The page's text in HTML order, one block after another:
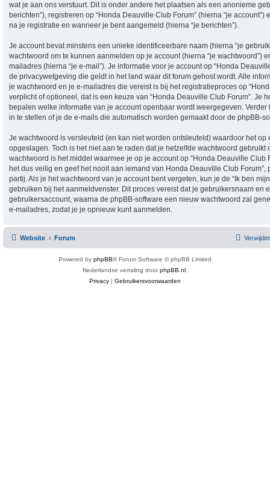
wat je aan ons verstuurt. Dit is onder andere het plaatsen als een anonieme
berichten”), registreren op “Honda Deauville Club Forum” (hierna “je
na je registratie en wanneer je bent aangemeld (hierna “je berichten”).
Je account bevat minstens een unieke identificeerbare naam (hierna “je
wachtwoord om te kunnen aanmelden op je account (hierna “je wachtwoord”)
mailadres (hierna “je e-mail”). Je informatie voor je account op “Honda
de privacywetgeving die geldt in het land waar dit forum gehost wordt. Alle
je wachtwoord en je e-mailadres die vereist is bij het registratieproces op
verplicht of optioneel, dat is een keuze van “Honda Deauville Club Forum”. Je
bepalen welke informatie van je account openbaar wordt weergegeven.
in te stellen of je de e-mails die automatisch worden gemaakt door de phpBB-
Je wachtwoord is versleuteld (en kan niet worden ontsleuteld) waardoor het op
opgeslagen. Toch is het niet aan te raden dat je hetzelfde wachtwoord gebruikt
wachtwoord is het middel waarmee je op je account op “Honda Deauville Club
het dus veilig en geef het nooit aan iemand van Honda Deauville Club Forum”,
partij. Als je het wachtwoord van je account bent vergeten, kun je de “Ik ben
gebruiken bij het aanmeldvenster. Dit proces vereist dat je gebruikersnaam en
gebruikersaccount, waarna de phpBB-software een nieuw wachtwoord zal
e-mailadres, zodat je je opnieuw kunt aanmelden.
Website Forum
Powered by phpBB® Forum Software © phpBB Limited
Nederlandse vertaling doorphpBB.nl
Privacy | Gebruikersvoorwaarden